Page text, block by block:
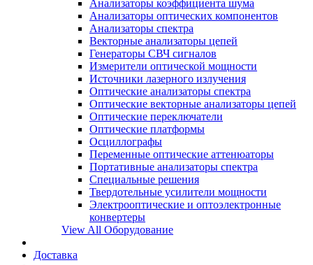
Анализаторы коэффициента шума
Анализаторы оптических компонентов
Анализаторы спектра
Векторные анализаторы цепей
Генераторы СВЧ сигналов
Измерители оптической мощности
Источники лазерного излучения
Оптические анализаторы спектра
Оптические векторные анализаторы цепей
Оптические переключатели
Оптические платформы
Осциллографы
Переменные оптические аттенюаторы
Портативные анализаторы спектра
Специальные решения
Твердотельные усилители мощности
Электрооптические и оптоэлектронные
конвертеры
View All Оборудование
Доставка